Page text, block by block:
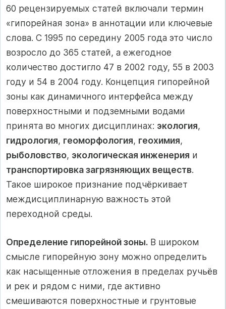
60 рецензируемых статей включали термин
«гипорейная зона» в аннотации или ключевые
слова. С 1995 по середину 2005 года это число
возросло до 365 статей, а ежегодное
количество достигло 47 в 2002 году, 55 в 2003
году и 54 в 2004 году. Концепция гипорейной
зоны как динамичного интерфейса между
поверхностными и подземными водами
принята во многих дисциплинах: экология,
гидрология, геоморфология, геохимия,
рыболовство, экологическая инженерия и
транспортировка загрязняющих веществ.
Такое широкое признание подчёркивает
междисциплинарную важность этой
переходной среды.
Определение гипорейной зоны. В широком
смысле гипорейную зону можно определить
как насыщенные отложения в пределах ручьёв
и рек и рядом с ними, где активно
смешиваются поверхностные и грунтовые